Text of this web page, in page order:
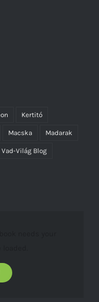
Kertitó
Macska Madarak
Vad-Világ Blog